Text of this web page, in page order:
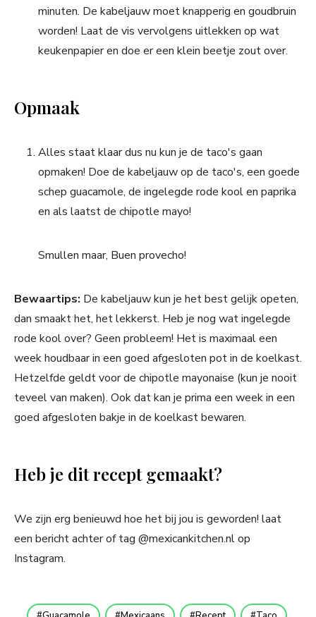
minuten. De kabeljauw moet knapperig en goudbruin
worden! Laat de vis vervolgens uitlekken op wat
keukenpapier en doe er een klein beetje zout over.
Opmaak
Alles staat klaar dus nu kun je de taco's gaan
opmaken! Doe de kabeljauw op de taco's, een goede
schep guacamole, de ingelegde rode kool en paprika
en als laatst de chipotle mayo!
Smullen maar, Buen provecho!
Bewaartips: De kabeljauw kun je het best gelijk opeten,
dan smaakt het, het lekkerst. Heb je nog wat ingelegde
rode kool over? Geen probleem! Het is maximaal een
week houdbaar in een goed afgesloten pot in de koelkast.
Hetzelfde geldt voor de chipotle mayonaise (kun je nooit
teveel van maken). Ook dat kan je prima een week in een
goed afgesloten bakje in de koelkast bewaren.
Heb je dit recept gemaakt?
We zijn erg benieuwd hoe het bij jou is geworden! laat
een bericht achter of tag @mexicankitchen.nl op
Instagram.